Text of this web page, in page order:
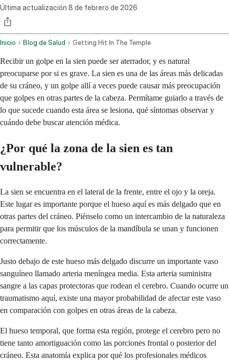
Última actualización 8 de febrero de 2026
Inicio Blog de Salud Getting Hit In The Temple
Recibir un golpe en la sien puede ser aterrador, y es natural
preocuparse por si es grave. La sien es una de las áreas más delicadas
de su cráneo, y un golpe allí a veces puede causar más preocupación
que golpes en otras partes de la cabeza. Permítame guiarlo a través de
lo que sucede cuando esta área se lesiona, qué síntomas observar y
cuándo debe buscar atención médica.
¿Por qué la zona de la sien es tan
vulnerable?
La sien se encuentra en el lateral de la frente, entre el ojo y la oreja.
Este lugar es importante porque el hueso aquí es más delgado que en
otras partes del cráneo. Piénselo como un intercambio de la naturaleza
para permitir que los músculos de la mandíbula se unan y funcionen
correctamente.
Justo debajo de este hueso más delgado discurre un importante vaso
sanguíneo llamado arteria meníngea media. Esta arteria suministra
sangre a las capas protectoras que rodean el cerebro. Cuando ocurre un
traumatismo aquí, existe una mayor probabilidad de afectar este vaso
en comparación con golpes en otras áreas de la cabeza.
El hueso temporal, que forma esta región, protege el cerebro pero no
tiene tanto amortiguación como las porciones frontal o posterior del
cráneo. Esta anatomía explica por qué los profesionales médicos